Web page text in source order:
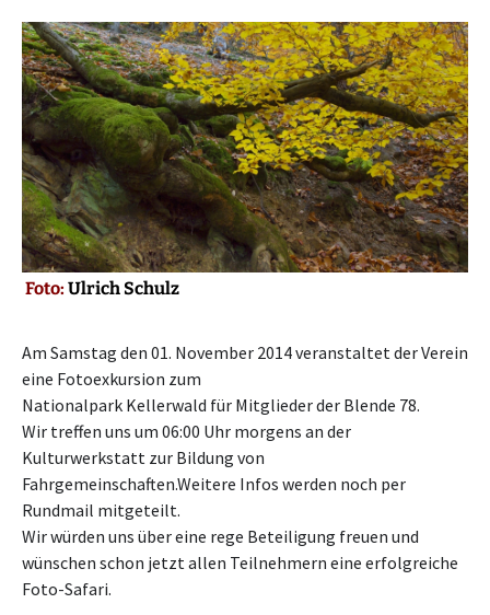
Foto: Ulrich Schulz
Am Samstag den 01. November 2014 veranstaltet der Verein
eine Fotoexkursion zum
Nationalpark Kellerwald für Mitglieder der Blende 78.
Wir treffen uns um 06:00 Uhr morgens an der
Kulturwerkstatt zur Bildung von
Fahrgemeinschaften.Weitere Infos werden noch per
Rundmail mitgeteilt.
Wir würden uns über eine rege Beteiligung freuen und
wünschen schon jetzt allen Teilnehmern eine erfolgreiche
Foto-Safari.